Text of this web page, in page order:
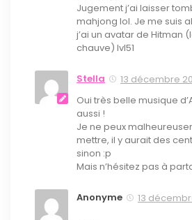
Jugement j’ai laisser
mahjong lol. Je me suis
j’ai un avatar de Hitman
chauve) lvl51
Stella 13 décembre
Oui très belle musique
aussi !
Je ne peux
mettre, il y aurait des
sinon :p
Mais n’hésitez pas à
Anonyme 13